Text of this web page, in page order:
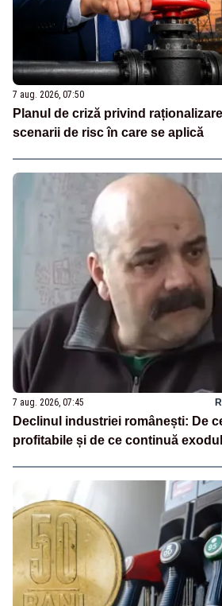
7 aug. 2026, 07:50
Planul de criză privind
scenarii de risc în care se aplică
7 aug. 2026, 07:45
Declinul industriei românești: De
profitabile și de ce continuă